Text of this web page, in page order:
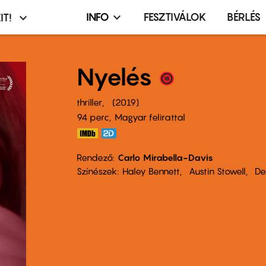
Infó,
terembérlés
menü
INFO FESZTIVÁLOK BÉRLÉS
Nyelés
thriller
2019
94 perc,
Magyar felirattal
Rendező Carlo Mirabella-Davis
Színészek
Haley Bennett Austin Stowell